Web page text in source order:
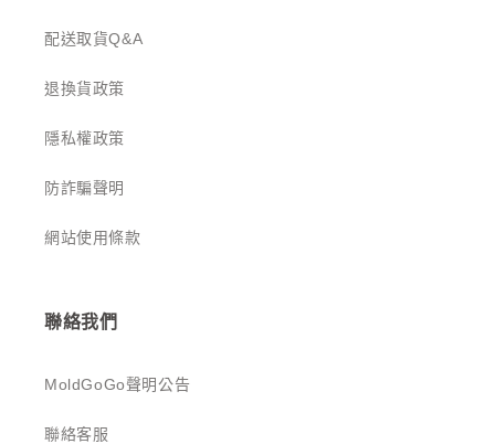
配送取貨Q&A
退換貨政策
隱私權政策
防詐騙聲明
網站使用條款
聯絡我們
MoldGoGo聲明公告
聯絡客服